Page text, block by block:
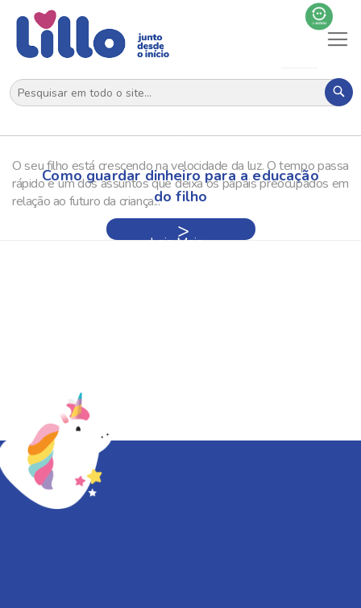
Como guardar dinheiro para a educação
do filho
O seu filho está crescendo na velocidade da luz. O tempo passa
rápido e um dos assuntos que deixa os papais preocupados em
relação ao futuro da criança...
Leia Mais »